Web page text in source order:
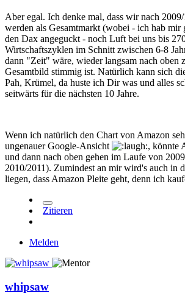
Aber egal. Ich denke mal, dass wir nach
werden als Gesamtmarkt (wobei - ich hab mir
den Dax angeguckt - noch Luft bei uns bis
Wirtschaftszyklen im Schnitt zwischen 6-8
dann "Zeit" wäre, wieder langsam nach oben
Gesamtbild stimmig ist. Natürlich kann sich
Pah, Krümel, da huste ich Dir was und alles
seitwärts für die nächsten 10 Jahre.
Wenn ich natürlich den Chart von Amazon
ungenauer Google-Ansicht
, könnte
und dann nach oben gehen im Laufe von
2010/2011). Zumindest an mir wird's auch in
liegen, dass Amazon Pleite geht, denn ich
Zitieren
Melden
whipsaw